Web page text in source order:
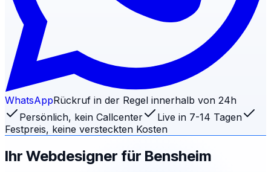
WhatsAppRückruf in der Regel innerhalb von 24h
Persönlich, kein Callcenter
Live in 7-14 Tagen
Festpreis, keine versteckten Kosten
Ihr Webdesigner für Bensheim